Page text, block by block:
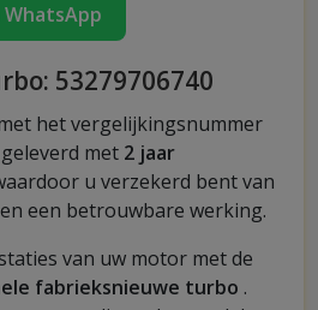
53279706740
het vergelijkingsnummer
met 2 jaar
u verzekerd bent van
een betrouwbare werking.
van uw motor met de
fabrieksnieuwe turbo .